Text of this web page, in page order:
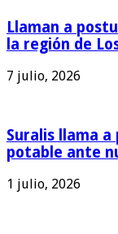
Llaman a
la región de
7 julio, 2026
Suralis llama
potable ante
1 julio, 2026